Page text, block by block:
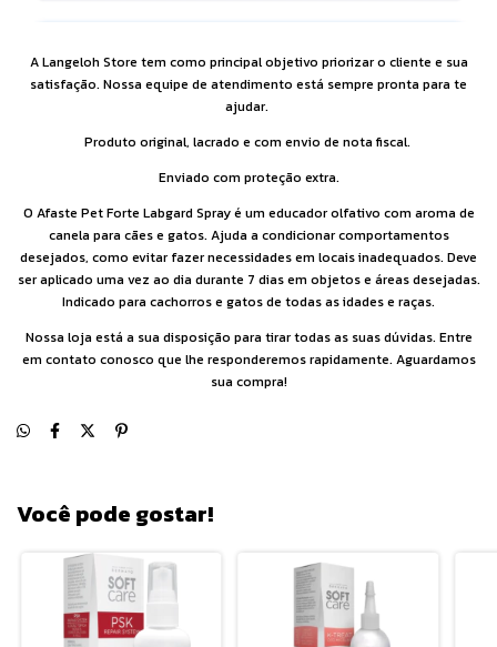
A Langeloh Store tem como principal objetivo priorizar o cliente e sua
satisfação. Nossa equipe de atendimento está sempre pronta para te
ajudar.
Produto original, lacrado e com envio de nota fiscal.
Enviado com proteção extra.
O Afaste Pet Forte Labgard Spray é um educador olfativo com aroma de
canela para cães e gatos. Ajuda a condicionar comportamentos
desejados, como evitar fazer necessidades em locais inadequados. Deve
ser aplicado uma vez ao dia durante 7 dias em objetos e áreas desejadas.
Indicado para cachorros e gatos de todas as idades e raças.
Nossa loja está a sua disposição para tirar todas as suas dúvidas. Entre
em contato conosco que lhe responderemos rapidamente. Aguardamos
sua compra!
Você pode gostar!